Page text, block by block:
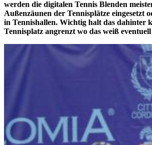
werden die digitalen Tennis Blenden
Außenzäunen der Tennisplätze eingesetzt
in Tennishallen. Wichtig halt das dahinter
Tennisplatz angrenzt wo das weiß